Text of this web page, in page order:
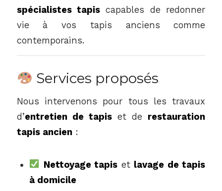
spécialistes tapis capables de redonner
vie à vos tapis anciens comme
contemporains.
Services proposés
Nous intervenons pour tous les travaux
d’entretien de tapiset de restauration
tapis ancien:
Nettoyage tapis et lavage de tapis
à domicile